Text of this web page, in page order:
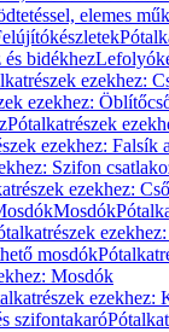
elemes
és bidékhez
ezekhez:
ezekhez:
Pótalkatrészek
ezekhez: Falsík
Szifon
ezekhez:
Mosdók
mosdók
Mosdók
ezekhez:
szifontakaró